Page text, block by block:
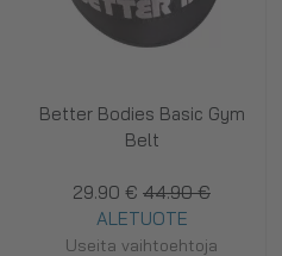
Better Bodies Basic Gym
Belt
29.90 € 44.90 €
ALETUOTE
Useita vaihtoehtoja